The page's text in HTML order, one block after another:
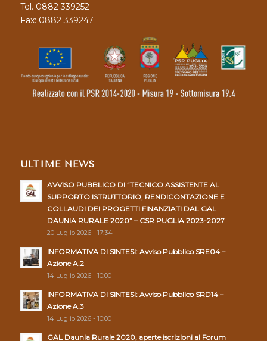
Tel. 0882 339252
Fax: 0882 339247
ULTIME NEWS
AVVISO PUBBLICO DI “TECNICO ASSISTENTE AL
SUPPORTO ISTRUTTORIO, RENDICONTAZIONE E
COLLAUDI DEI PROGETTI FINANZIATI DAL GAL
DAUNIA RURALE 2020” – CSR PUGLIA 2023-2027
20 Luglio 2026 - 17:34
INFORMATIVA DI SINTESI: Avviso Pubblico SRE04 –
Azione A.2
14 Luglio 2026 - 10:00
INFORMATIVA DI SINTESI: Avviso Pubblico SRD14 –
Azione A.3
14 Luglio 2026 - 10:00
GAL Daunia Rurale 2020, aperte iscrizioni al Forum